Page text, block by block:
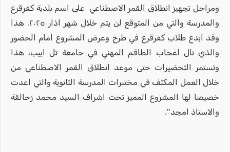
ومراحل تجهيز انطلاق القمر الاصطناعي على اسم بلدية كفرقرع
والمدرسة والتي من المتوقع لن يتم خلال شهر اذار ٢٠٢٥. هذا
وقد ابدع طلاب كفرقرع في طرح وعرض المشروع امام الحضور
والذي نال اعجاب الطاقم المهني في جامعة تل ابيب، هذا
وتستمر التحضيرات حتى موعد انطلاق القمر الاصطناعي من
خلال العمل المكثف في مختبرات المدرسة الثانوية والتي اعدت
خصيصا لها المشروع المميز تحت اشراف السيد محمد زحالقة
والاستاذ امجد".